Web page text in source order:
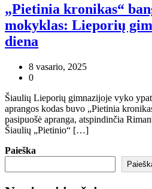
„Pietinia kronikas“
mokyklas: Lieporių
diena
8 vasario, 2025
0
Šiaulių Lieporių gimnazijoje vyko
aprangos kodas buvo „Pietinia
pasipuošė apranga, atspindinčia
Šiaulių „Pietinio“ […]
Paieška